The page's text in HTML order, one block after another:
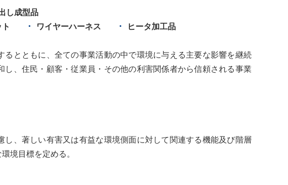
し成型品
ワイヤーハーネス
ヒータ加工品
とともに、全ての事業活動の中で環境に与える主要な影響を継続
、住民・顧客・従業員・その他の利害関係者から信頼される事業
、著しい有害又は有益な環境側面に対して関連する機能及び階層
境目標を定める。